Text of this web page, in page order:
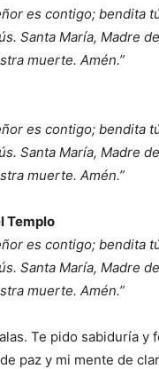
es contigo; bendita
Santa María, Madre
muerte. Amén.”
es contigo; bendita
Santa María, Madre
muerte. Amén.”
Templo
es contigo; bendita
Santa María, Madre
muerte. Amén.”
Te pido sabiduría y
paz y mi mente de